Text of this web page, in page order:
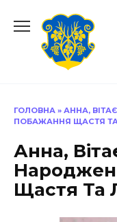
до
ГОЛОВНА » АННА,
ПОБАЖАННЯ ЩАСТЯ
Анна,
Щастя Та